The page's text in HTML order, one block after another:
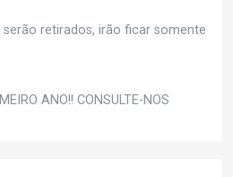
retirados, irão ficar somente
ANO!! CONSULTE-NOS